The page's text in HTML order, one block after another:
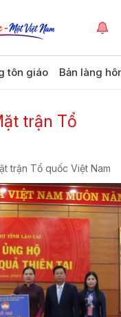
tôn giáo Bản làng
trận Tổ
trận Tổ quốc Việt Nam